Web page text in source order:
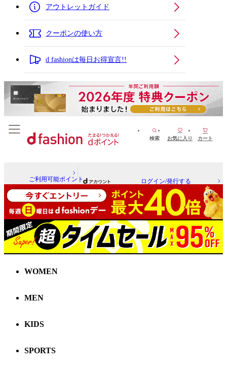
アウトレットガイド
クーポンの使い方
d fashionは毎日お得宣言!!
検索 お気に入り カート
ご利用可能ポイント ログイン/発行する
WOMEN
MEN
KIDS
SPORTS